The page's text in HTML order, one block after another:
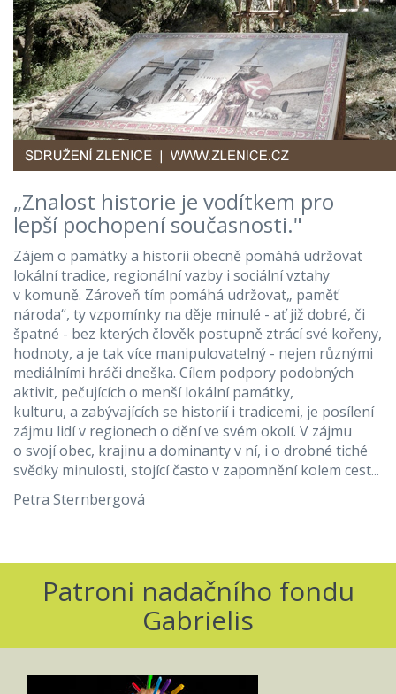
„Znalost historie je vodítkem pro
lepší pochopení současnosti."
Zájem o památky a historii obecně pomáhá udržovat
lokální tradice, regionální vazby i sociální vztahy
v komuně. Zároveň tím pomáhá udržovat„ paměť
národa“, ty vzpomínky na děje minulé - ať již dobré, či
špatné - bez kterých člověk postupně ztrácí své kořeny,
hodnoty, a je tak více manipulovatelný - nejen různými
mediálními hráči dneška. Cílem podpory podobných
aktivit, pečujících o menší lokální památky,
kulturu, a zabývajících se historií i tradicemi, je posílení
zájmu lidí v regionech o dění ve svém okolí. V zájmu
o svojí obec, krajinu a dominanty v ní, i o drobné tiché
svědky minulosti, stojící často v zapomnění kolem cest...
Petra Sternbergová
Patroni nadačního fondu
Gabrielis